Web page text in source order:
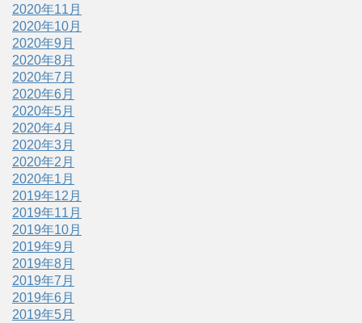
2020年11月
2020年10月
2020年9月
2020年8月
2020年7月
2020年6月
2020年5月
2020年4月
2020年3月
2020年2月
2020年1月
2019年12月
2019年11月
2019年10月
2019年9月
2019年8月
2019年7月
2019年6月
2019年5月